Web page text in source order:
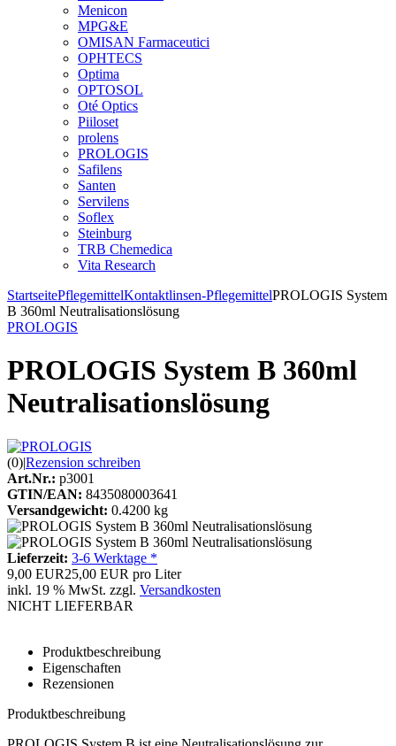
Menicon
MPG&E
OMISAN Farmaceutici
OPHTECS
Optima
OPTOSOL
Oté Optics
Piiloset
prolens
PROLOGIS
Safilens
Santen
Servilens
Soflex
Steinburg
TRB Chemedica
Vita Research
StartseitePflegemittelKontaktlinsen-PflegemittelPROLOGIS System
B 360ml Neutralisationslösung
PROLOGIS
PROLOGIS System B 360ml
Neutralisationslösung
(0)|Rezension schreiben
Art.Nr.: p3001
GTIN/EAN: 8435080003641
Versandgewicht: 0.4200 kg
Lieferzeit: 3-6 Werktage *
9,00 EUR25,00 EUR pro Liter
inkl. 19 % MwSt. zzgl. Versandkosten
NICHT LIEFERBAR
Produktbeschreibung
Eigenschaften
Rezensionen
Produktbeschreibung